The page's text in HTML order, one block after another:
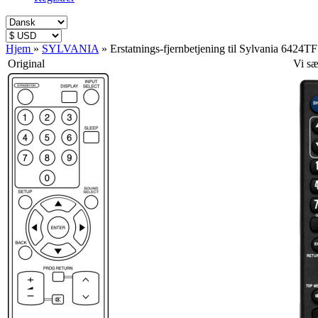
Hjem » SYLVANIA » Erstatnings-fjernbetjening til Sylvania 6424TF
Original
Vi